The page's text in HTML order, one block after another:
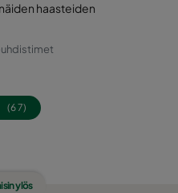
haasteiden
(6 7)
ylös